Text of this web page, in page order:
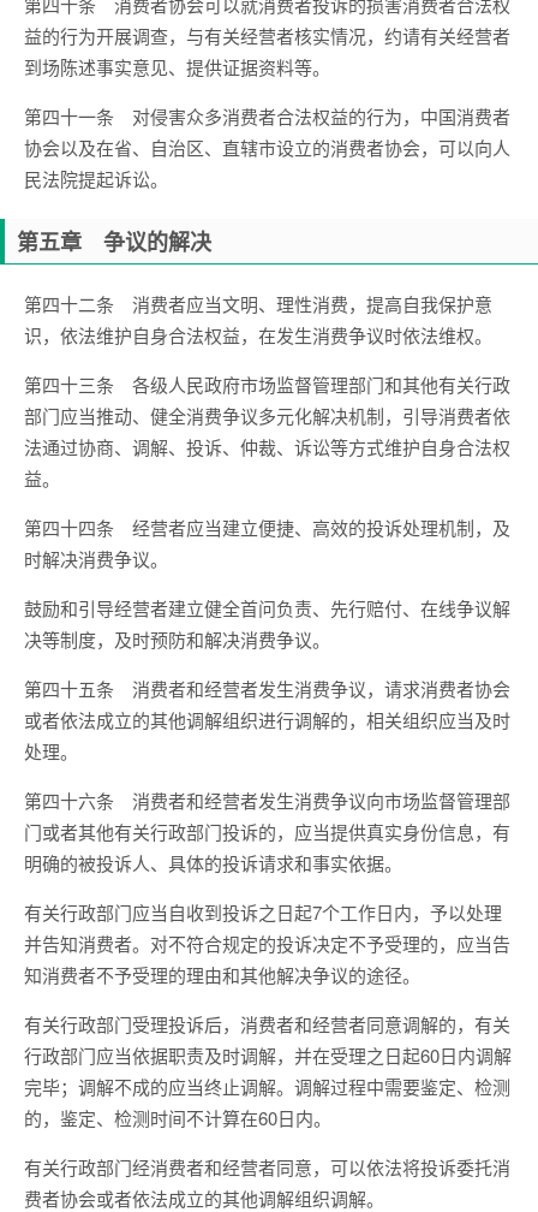
益的行为开展调查，与有关经营者核实情况，约请有关经营者
到场陈述事实意见、提供证据资料等。
第四十一条 对侵害众多消费者合法权益的行为，中国消费者
协会以及在省、自治区、直辖市设立的消费者协会，可以向人
民法院提起诉讼。
第五章 争议的解决
第四十二条 消费者应当文明、理性消费，提高自我保护意
识，依法维护自身合法权益，在发生消费争议时依法维权。
第四十三条 各级人民政府市场监督管理部门和其他有关行政
部门应当推动、健全消费争议多元化解决机制，引导消费者依
法通过协商、调解、投诉、仲裁、诉讼等方式维护自身合法权
益。
第四十四条 经营者应当建立便捷、高效的投诉处理机制，及
时解决消费争议。
鼓励和引导经营者建立健全首问负责、先行赔付、在线争议解
决等制度，及时预防和解决消费争议。
第四十五条 消费者和经营者发生消费争议，请求消费者协会
或者依法成立的其他调解组织进行调解的，相关组织应当及时
处理。
第四十六条 消费者和经营者发生消费争议向市场监督管理部
门或者其他有关行政部门投诉的，应当提供真实身份信息，有
明确的被投诉人、具体的投诉请求和事实依据。
有关行政部门应当自收到投诉之日起7个工作日内，予以处理
并告知消费者。对不符合规定的投诉决定不予受理的，应当告
知消费者不予受理的理由和其他解决争议的途径。
有关行政部门受理投诉后，消费者和经营者同意调解的，有关
行政部门应当依据职责及时调解，并在受理之日起60日内调解
完毕；调解不成的应当终止调解。调解过程中需要鉴定、检测
的，鉴定、检测时间不计算在60日内。
有关行政部门经消费者和经营者同意，可以依法将投诉委托消
费者协会或者依法成立的其他调解组织调解。